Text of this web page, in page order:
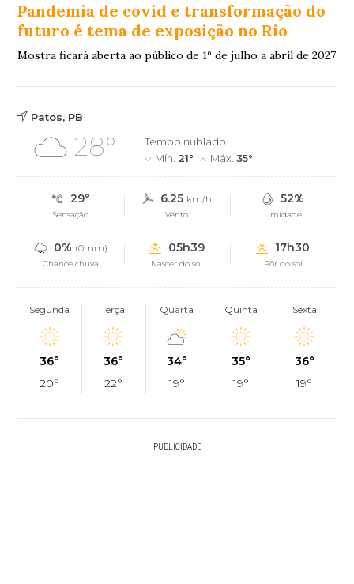
Pandemia de covid e transformação do
futuro é tema de exposição no Rio
Mostra ficará aberta ao público de 1º de julho a abril de 2027
Patos, PB
28°
Tempo nublado
Mín. 21° Máx.35°
29°
Sensação
6.25 km/h
Vento
52%
Umidade
0% (0mm)
Chance chuva
05h39
Nascer do sol
17h30
Pôr do sol
Segunda
36°
20°
Terça
36°
22°
Quarta
34°
19°
Quinta
35°
19°
Sexta
36°
19°
PUBLICIDADE